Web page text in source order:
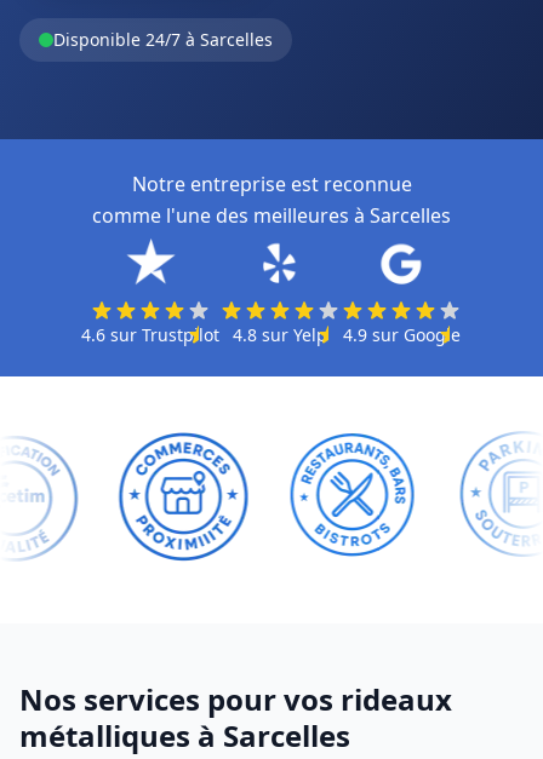
Disponible 24/7 à Sarcelles
Notre entreprise est reconnue
comme l'une des meilleures à Sarcelles
4.6 sur Trustpilot 4.8 sur Yelp 4.9sur Google
Nos services pour vos rideaux
métalliques à Sarcelles